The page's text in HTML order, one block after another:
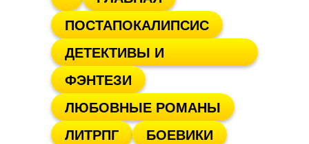
ПОСТАПОКАЛИПСИС
ДЕТЕКТИВЫ И
ТРИЛЛЕРЫ
ФЭНТЕЗИ
ЛЮБОВНЫЕ РОМАНЫ
ЛИТРПГ
БОЕВИКИ